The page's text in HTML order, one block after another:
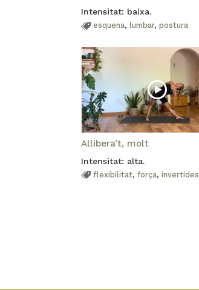
Intensitat: baixa.
esquena,lumbar,postura
Allibera’t, molt
Intensitat: alta.
flexibilitat,força,invertides